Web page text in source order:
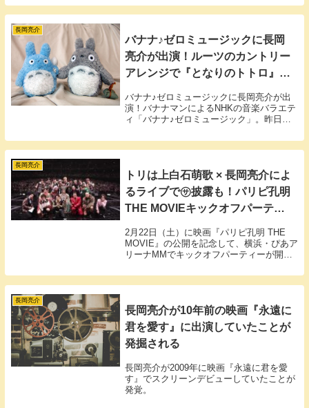
バージョンが完成しました。l'automneはフ
ランス語で "秋" を意味します。
長岡亮介
バナナ♪ゼロミュージックに長岡
亮介が出演！ルーツのカントリー
アレンジで『となりのトトロ』を
バナナ♪ゼロミュージックに長岡亮介が出
演！バナナマンによるNHKの音楽バラエテ
ィ「バナナ♪ゼロミュージック」。昨日
楽クイズ出題者として単独出演しました。
椎名林檎や星野源のサポートとして活躍す
長岡亮介
トリは上白石萌歌 × 長岡亮介によ
るライブで㋚披露も！パリピ孔明
THE MOVIEキックオフパーティ
2月22日（土）に映画『パリピ孔明 THE
MOVIE』の公開を記念して、横浜・ぴあア
リーナMMでキックオフパーティーが開催
の一部を披露したほか、キャスト陣による
スペシャルトークも行われました。
長岡亮介
長岡亮介が10年前の映画『永遠に
君を愛す』に出演していたことが
発掘される
長岡亮介が2009年に映画『永遠に君を愛
す』でスクリーンデビューしていたことが
発覚。